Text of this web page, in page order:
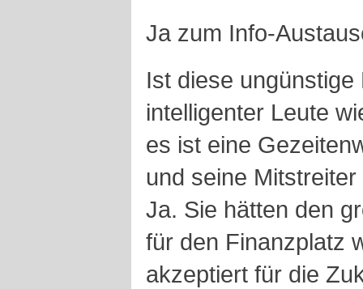
Ja zum Info-
Ist diese
intelligenter Leute
es ist eine
und seine
Ja. Sie hätten den
für den Finanzplatz
akzeptiert für die